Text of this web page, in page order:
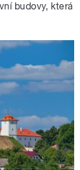
budovy, která